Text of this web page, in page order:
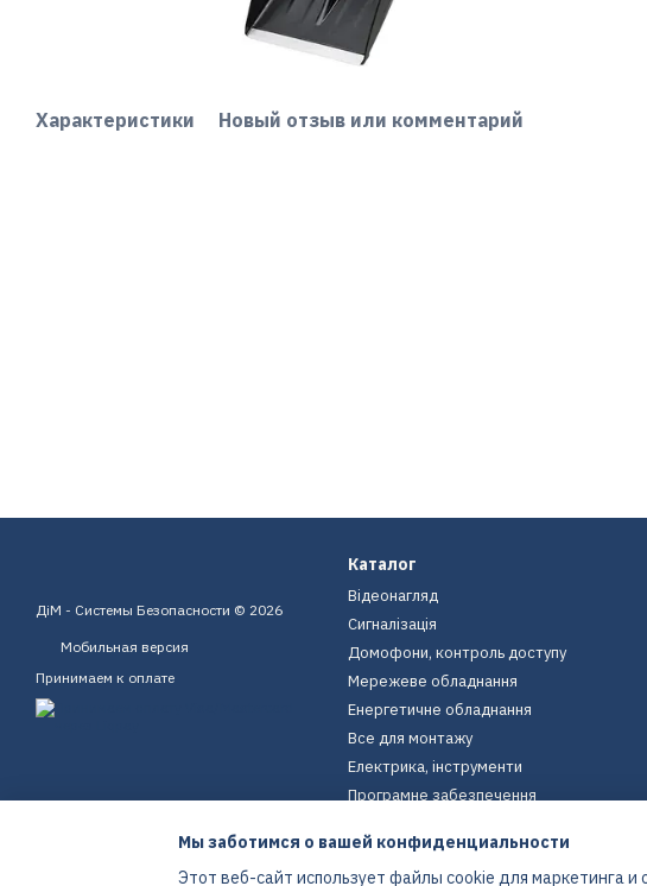
Характеристики Новый отзыв или комментарий
ДіМ - Системы Безопасности © 2026
Мобильная версия
Принимаем к оплате
Каталог
Відеонагляд
Сигналізація
Домофони, контроль доступу
Мережеве обладнання
Енергетичне обладнання
Все для монтажу
Електрика, інструменти
Програмне забезпечення
Екіпірування
Енергетичне обладнання
Мы заботимся о вашей конфиденциальности
Этот веб-сайт использует файлы cookie для маркетинга